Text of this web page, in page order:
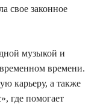
свое законное
музыкой и
времени.
карьеру, а также
где помогает